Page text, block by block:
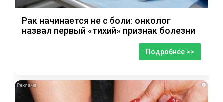
Рак начинается не с боли: онколог
назвал первый «тихий» признак болезни
Подробнее >>
i